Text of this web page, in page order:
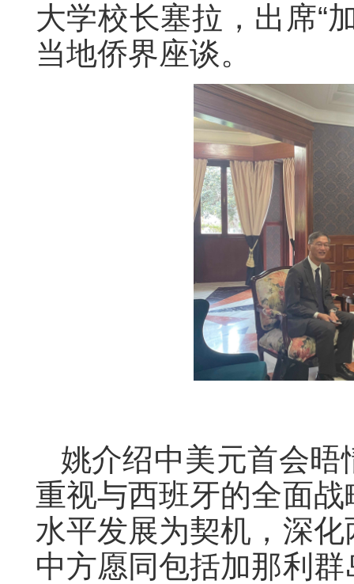
大学校长塞拉，出席“
当地侨界座谈。
姚介绍中美元首会
重视与西班牙的全面
水平发展为契机，深
中方愿同包括加那利